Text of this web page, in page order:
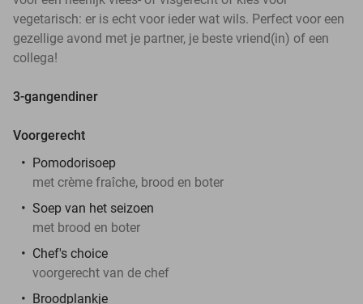
vegetarisch: er is echt voor ieder wat wils. Perfect voor een
gezellige avond met je partner, je beste vriend(in) of een
collega!
3-gangendiner
Voorgerecht
Pomodorisoep
met crème fraîche, brood en boter
Soep van het seizoen
met brood en boter
Chef's choice
voorgerecht van de chef
Broodplankje